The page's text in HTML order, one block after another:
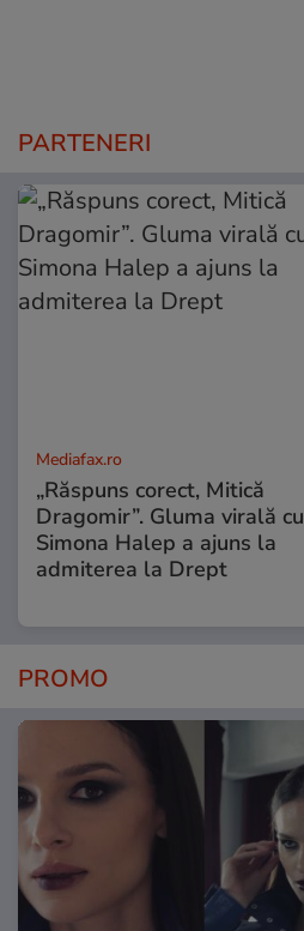
PARTENERI
Mediafax.ro
„Răspuns corect, Mitică
Dragomir”. Gluma virală cu
Simona Halep a ajuns la
admiterea la Drept
PROMO